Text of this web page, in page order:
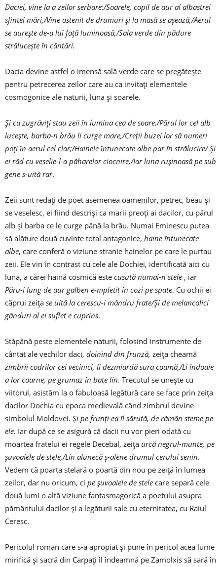
Daciei, vine la a zeilor serbare:/Soarele, copil de aur al albastrei
sfintei mări,/Vine ostenit de drumuri și la masă se așează,/Aerul
se aurește de-a lui față luminoasă,/Sala verde din pădure
strălucește în cântări.
Dacia devine astfel o imensă sală verde care se pregătește
pentru petrecerea zeilor care au ca invitați elementele
cosmogonice ale naturii, luna și soarele.
Și ca zugrăviți stau zeii în lumina cea de soare./Părul lor cel alb
lucește, barba-n brâu li curge mare,/Creții buzei lor să numeri
poți în aerul cel clar;/Hainele întunecate albe par în strălucire/ Și
ei râd cu veselie-l-a păharelor ciocnire,/Iar luna rușinoasă pe sub
gene s-uită rar.
Zeii sunt redați de poet asemenea oamenilor, petrec, beau și
se veselesc, ei fiind descriși ca marii preoți ai dacilor, cu părul
alb și barba ce le curge până la brâu. Numai Eminescu putea
să alăture două cuvinte total antagonice, haine întunecate
albe, care conferă o viziune stranie hainelor pe care le purtau
zeii. Ele vin în contrast cu cele ale Dochiei, identificată aici cu
luna, a cărei haină cosmică este cusută numai-n stele , iar
Păru-i lung de aur galben e-mpletit în cozi pe spate. Cu ochii ei
căprui zeița se uită la cerescu-i mândru frate/Și de melancolici
gânduri al ei suflet e cuprins.
Stăpână peste elementele naturii, folosind instrumente de
cântat ale vechilor daci, doinind din frunză, zeița cheamă
zimbrii codrilor cei vecinici, li dezmiardă sura coamă,/Li îndoaie
a lor coarne, pe grumaz în bate lin. Trecutul se unește cu
viitorul, asistăm la o fabuloasă legătură care se face prin zeița
dacilor Dochia cu epoca medievală când zimbrul devine
simbolul Moldovei. Și pe frunți ea îl sărută, de rămân steme pe
ele. Iar după ce se asigură că dacii nu vor pieri odată cu
moartea fratelui ei regele Decebal, zeița urcă negrul-munte, pe
șuvoaiele de stele,/Lin alunecă ș-alene drumul cerului senin.
Vedem că poarta stelară o poartă din nou pe zeiță în lumea
zeilor, dar nu oricum, ci pe șuvoaiele de stele care separă cele
două lumi o altă viziune fantasmagorică a poetului asupra
pământului dacilor și a legăturii sale cu eternitatea, cu Raiul
Ceresc.
Pericolul roman care s-a apropiat și pune în pericol acea lume
mirifică și sacră din Carpați îl îndeamnă pe Zamolxis să sară în